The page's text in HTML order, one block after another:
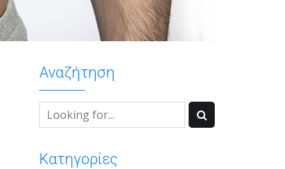
Αναζήτηση
Κατηγορίες